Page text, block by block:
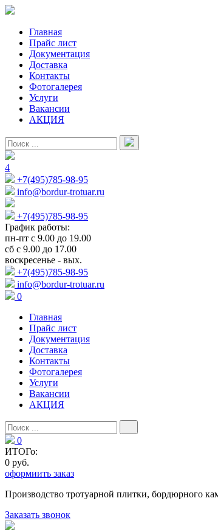
Главная
Прайс лист
Документация
Доставка
Контакты
Фотогалерея
Услуги
Вакансии
АКЦИЯ
4
+7(495)785-98-95
info@bordur-trotuar.ru
+7(495)785-98-95
График работы:
пн-пт с 9.00 до 19.00
сб с 9.00 до 17.00
воскресенье - вых.
+7(495)785-98-95
info@bordur-trotuar.ru
0
Главная
Прайс лист
Документация
Доставка
Контакты
Фотогалерея
Услуги
Вакансии
АКЦИЯ
0
ИТОГо:
0 руб.
оформиить заказ
Производство тротуарной плитки, бордюрного
Заказать звонок